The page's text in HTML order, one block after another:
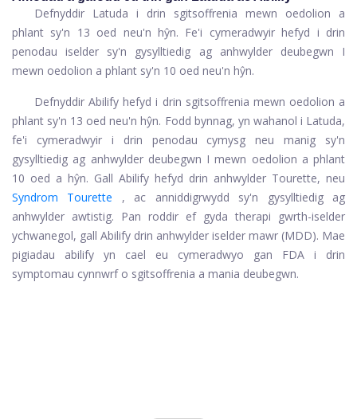
Defnyddir Latuda i drin sgitsoffrenia mewn oedolion a
phlant sy'n 13 oed neu'n hŷn. Fe'i cymeradwyir hefyd i drin
penodau iselder sy'n gysylltiedig ag anhwylder deubegwn I
mewn oedolion a phlant sy'n 10 oed neu'n hŷn.
Defnyddir Abilify hefyd i drin sgitsoffrenia mewn oedolion a
phlant sy'n 13 oed neu'n hŷn. Fodd bynnag, yn wahanol i Latuda,
fe'i cymeradwyir i drin penodau cymysg neu manig sy'n
gysylltiedig ag anhwylder deubegwn I mewn oedolion a phlant
10 oed a hŷn. Gall Abilify hefyd drin anhwylder Tourette, neu
Syndrom Tourette , ac anniddigrwydd sy'n gysylltiedig ag
anhwylder awtistig. Pan roddir ef gyda therapi gwrth-iselder
ychwanegol, gall Abilify drin anhwylder iselder mawr (MDD). Mae
pigiadau abilify yn cael eu cymeradwyo gan FDA i drin
symptomau cynnwrf o sgitsoffrenia a mania deubegwn.